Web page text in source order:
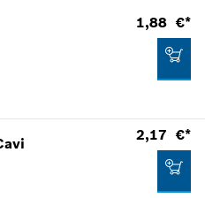
al carrello
al carrello
1,88 €*
2,17 €*